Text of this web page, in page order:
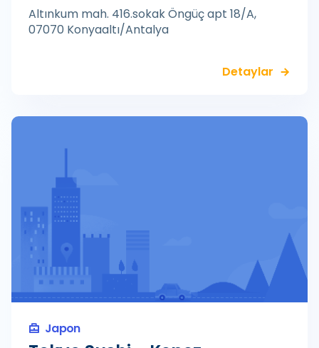
Altınkum mah. 416.sokak Öngüç apt 18/A,
07070 Konyaaltı/Antalya
Detaylar
Japon